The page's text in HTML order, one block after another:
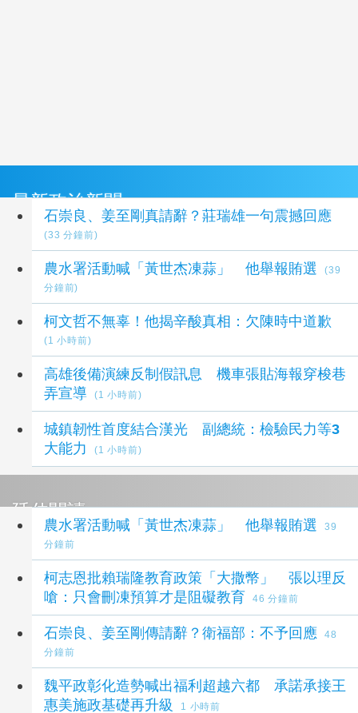
最新政治新聞
石崇良、姜至剛真請辭？莊瑞雄一句震撼回應
(33 分鐘前)
農水署活動喊「黃世杰凍蒜」 他舉報賄選
(39
分鐘前)
柯文哲不無辜！他揭辛酸真相：欠陳時中道歉
(1 小時前)
高雄後備演練反制假訊息 機車張貼海報穿梭巷
弄宣導
(1 小時前)
城鎮韌性首度結合漢光 副總統：檢驗民力等3
大能力
(1 小時前)
延伸閱讀
農水署活動喊「黃世杰凍蒜」 他舉報賄選
39
分鐘前
柯志恩批賴瑞隆教育政策「大撒幣」 張以理反
嗆：只會刪凍預算才是阻礙教育
46 分鐘前
石崇良、姜至剛傳請辭？衛福部：不予回應
48
分鐘前
魏平政彰化造勢喊出福利超越六都 承諾承接王
惠美施政基礎再升級
1 小時前